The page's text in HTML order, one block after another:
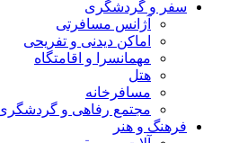
سفر و گردشگری
آژانس مسافرتی
اماکن دیدنی و تفریحی
مهمانسرا و اقامتگاه
هتل
مسافرخانه
مجتمع رفاهی و گردشگری
فرهنگ و هنر